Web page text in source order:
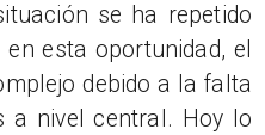
se ha repetido
esta oportunidad, el
debido a la falta
a nivel central. Hoy lo